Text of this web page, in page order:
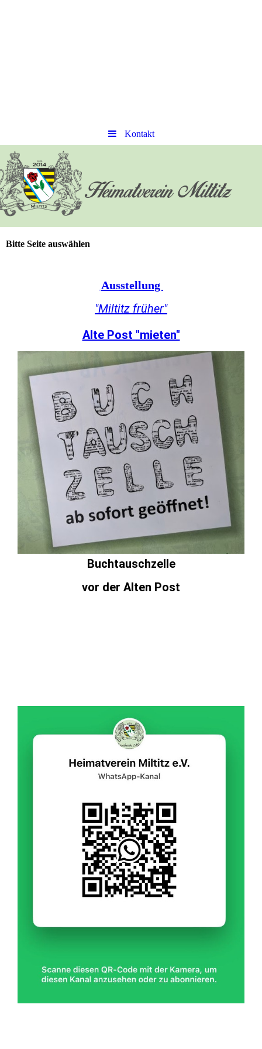
Kontakt
Bitte Seite auswählen
Ausstellung
"Miltitz früher"
Alte Post "mieten"
Buchtauschzelle
vor der Alten Post